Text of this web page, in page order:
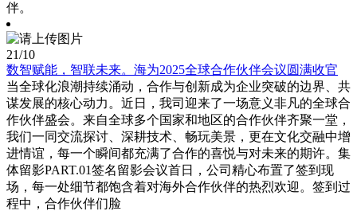
伴。
21/10
数智赋能，智联未来。海为2025全球合作伙伴会议圆满收官
当全球化浪潮持续涌动，合作与创新成为企业突破的边界、共
谋发展的核心动力。近日，我司迎来了一场意义非凡的全球合
作伙伴盛会。来自全球多个国家和地区的合作伙伴齐聚一堂，
我们一同交流探讨、深耕技术、畅玩美景，更在文化交融中增
进情谊，每一个瞬间都充满了合作的喜悦与对未来的期许。集
体留影PART.01签名留影会议首日，公司精心布置了签到现
场，每一处细节都饱含着对海外合作伙伴的热烈欢迎。签到过
程中，合作伙伴们脸